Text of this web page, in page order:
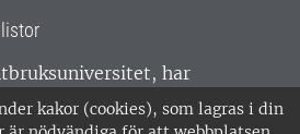
kakor (cookies), som lagras i din
har
Sverige. Huvudorter är
Umeå.SLU är